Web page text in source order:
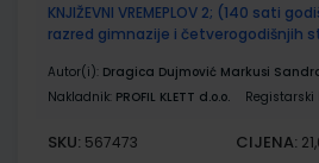
KNJIŽEVNI VREMEPLOV 2; (140 sati
razred gimnazije i četverogodišnjih
Autor(i): Dragica Dujmović Markusi
Nakladnik: PROFIL KLETT d.o.o.
SKU: 567473 CIJENA: